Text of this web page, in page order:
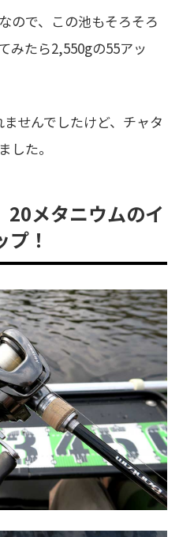
ので、この池もそろそろ
みたら2,550gの55アッ
せんでしたけど、チャタ
した。
20メタニウムのイ
！